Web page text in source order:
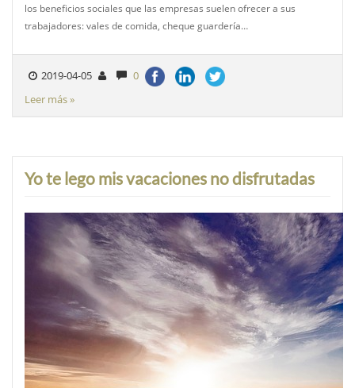
los beneficios sociales que las empresas suelen ofrecer a sus
trabajadores: vales de comida, cheque guardería…
2019-04-05
0
Leer más »
Yo te lego mis vacaciones no disfrutadas